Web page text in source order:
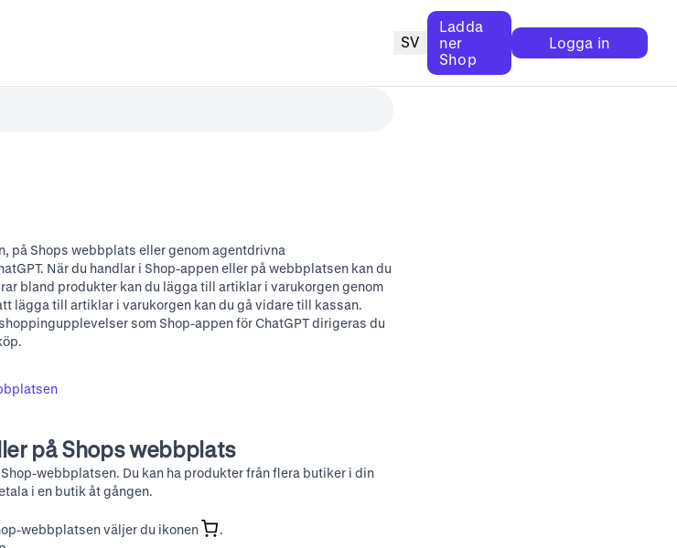
SV
Ladda
ner
Shop
Logga in
på Shops webbplats eller genom agentdrivna
När du handlar i Shop-appen eller på webbplatsen kan du
bland produkter kan du lägga till artiklar i varukorgen genom
lägga till artiklar i varukorgen kan du gå vidare till kassan.
som Shop-appen för ChatGPT dirigeras du
på Shops webbplats
Shop-webbplatsen. Du kan ha produkter från flera butiker i din
i en butik åt gången.
webbplatsenväljer du ikonen
.